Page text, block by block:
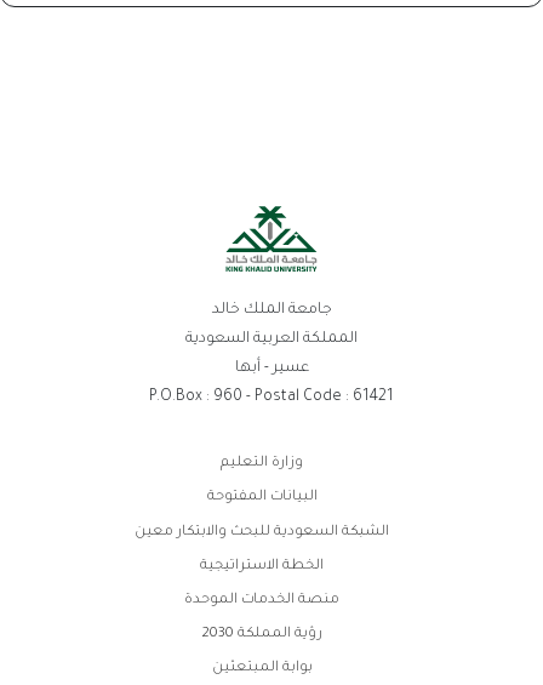
جامعة الملك خالد
المملكة العربية السعودية
عسير - أبها
P.O.Box : 960 - Postal Code : 61421
وزارة التعليم
البيانات المفتوحة
الشبكة السعودية للبحث والابتكار معين
الخطة الاستراتيجية
منصة الخدمات الموحدة
رؤية المملكة 2030
بوابة المبتعثين